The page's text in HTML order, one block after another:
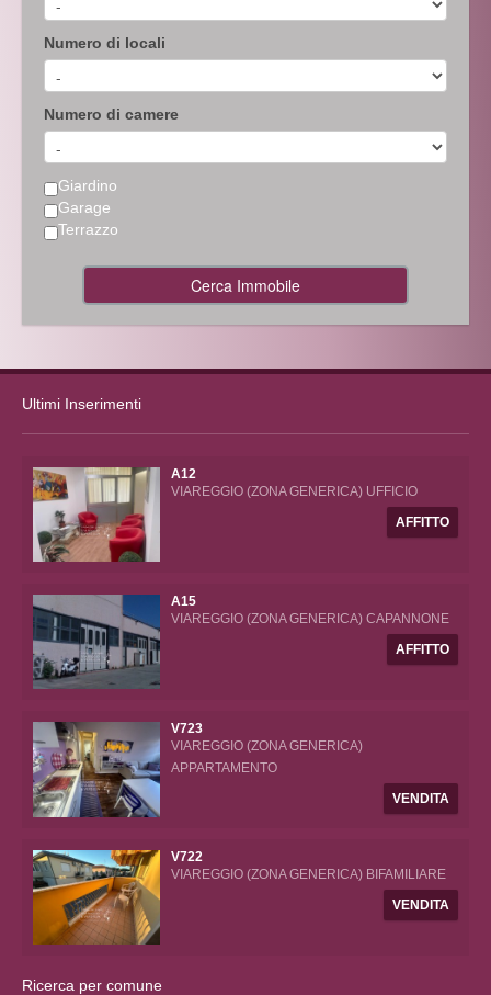
Numero di locali
Numero di camere
Giardino
Garage
Terrazzo
Cerca Immobile
Ultimi Inserimenti
A12
VIAREGGIO (ZONA GENERICA) UFFICIO
AFFITTO
A15
VIAREGGIO (ZONA GENERICA) CAPANNONE
AFFITTO
V723
VIAREGGIO (ZONA GENERICA)
APPARTAMENTO
VENDITA
V722
VIAREGGIO (ZONA GENERICA) BIFAMILIARE
VENDITA
Ricerca per comune